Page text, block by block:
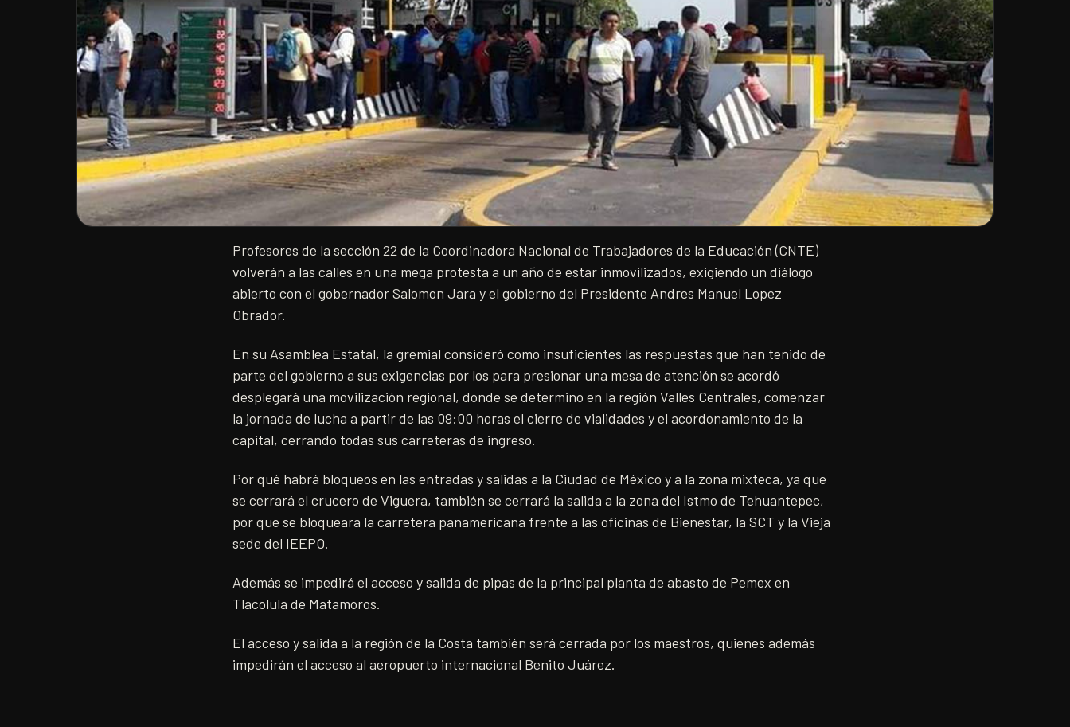
Profesores de la sección 22 de la Coordinadora Nacional de Trabajadores de la Educación (CNTE)
volverán a las calles en una mega protesta a un año de estar inmovilizados, exigiendo un diálogo
abierto con el gobernador Salomon Jara y el gobierno del Presidente Andres Manuel Lopez
Obrador.
En su Asamblea Estatal, la gremial consideró como insuficientes las respuestas que han tenido de
parte del gobierno a sus exigencias por los para presionar una mesa de atención se acordó
desplegará una movilización regional, donde se determino en la región Valles Centrales, comenzar
la jornada de lucha a partir de las 09:00 horas el cierre de vialidades y el acordonamiento de la
capital, cerrando todas sus carreteras de ingreso.
Por qué habrá bloqueos en las entradas y salidas a la Ciudad de México y a la zona mixteca, ya que
se cerrará el crucero de Viguera, también se cerrará la salida a la zona del Istmo de Tehuantepec,
por que se bloqueara la carretera panamericana frente a las oficinas de Bienestar, la SCT y la Vieja
sede del IEEPO.
Además se impedirá el acceso y salida de pipas de la principal planta de abasto de Pemex en
Tlacolula de Matamoros.
El acceso y salida a la región de la Costa también será cerrada por los maestros, quienes además
impedirán el acceso al aeropuerto internacional Benito Juárez.